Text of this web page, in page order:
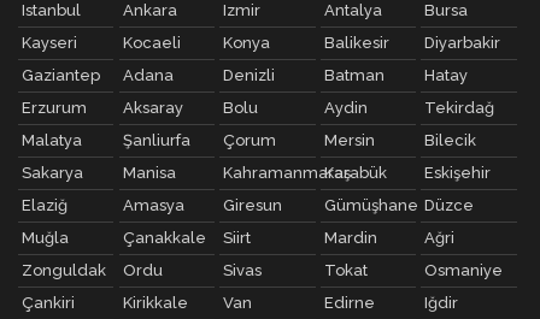
Istanbul Ankara Izmir Antalya
Bursa
Kayseri
Kocaeli Konya Balikesir
Diyarbakir
Gaziantep
Adana Denizli Batman
Hatay
Erzurum
Aksaray Bolu Aydin
Tekirdağ
Malatya
Şanliurfa Çorum Mersin
Bilecik
Sakarya
Manisa KahramanmaraşKarabük
Eskişehir
Elaziğ
Amasya Giresun Gümüşhane Düzce
Muğla
Çanakkale Siirt Mardin
Ağri
Zonguldak
Ordu Sivas Tokat
Osmaniye
Çankiri
Kirikkale Van Edirne
Iğdir